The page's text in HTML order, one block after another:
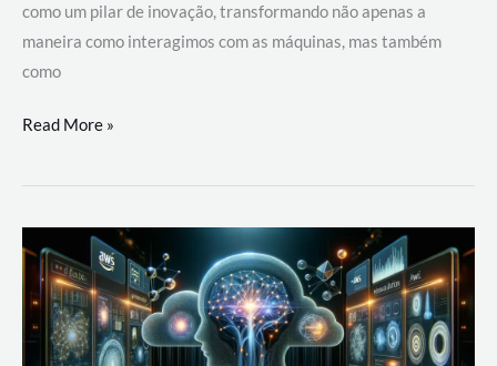
como um pilar de inovação, transformando não apenas a
maneira como interagimos com as máquinas, mas também
como
Desenvolvimento
um
com
AWS
Read More »